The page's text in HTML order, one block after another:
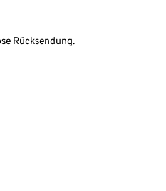
Rücksendung.